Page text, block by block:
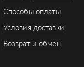
Способы оплаты
Условия доставки
Возврат и обмен